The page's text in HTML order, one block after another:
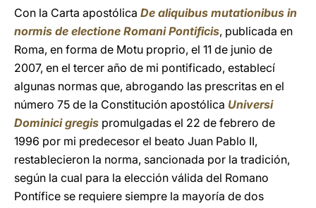
Con la Carta apostólica De aliquibus mutationibus in
normis de electione Romani Pontificis, publicada en
Roma, en forma de Motu proprio, el 11 de junio de
2007, en el tercer año de mi pontificado, establecí
algunas normas que, abrogando las prescritas en el
número 75 de la Constitución apostólica Universi
Dominici gregis promulgadas el 22 de febrero de
1996 por mi predecesor el beato Juan Pablo II,
restablecieron la norma, sancionada por la tradición,
según la cual para la elección válida del Romano
Pontífice se requiere siempre la mayoría de dos